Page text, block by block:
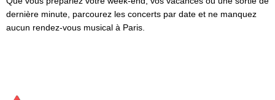
dernière minute, parcourez les concerts par date et ne manquez
aucun rendez-vous musical à Paris.